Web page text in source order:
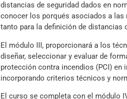
distancias de seguridad dados en
conocer los porqués asociados a
tanto para la definición de
El módulo III, proporcionará a los
diseñar, seleccionar y evaluar de
protección contra incendios (PCI) en
incorporando criterios técnicos y
El curso se completa con el módulo